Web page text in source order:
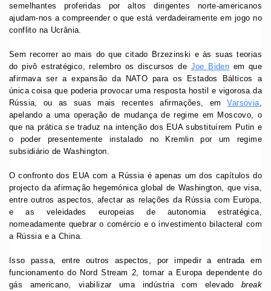
semelhantes proferidas por altos dirigentes norte-americanos
ajudam-nos a compreender o que está verdadeiramente em jogo no
conflito na Ucrânia.
Sem recorrer ao mais do que citado Brzezinski e às suas teorias
do pivô estratégico, relembro os discursos de Joe Biden em que
afirmava ser a expansão da NATO para os Estados Bálticos a
única coisa que poderia provocar uma resposta hostil e vigorosa da
Rússia, ou as suas mais recentes afirmações, emVarsóvia
apelando a uma operação de mudança de regime em Moscovo, o
que na prática se traduz na intenção dos EUA substituírem Putin e
o poder presentemente instalado no Kremlin por um regime
subsidiário de Washington.
O confronto dos EUA com a Rússia é apenas um dos capítulos do
projecto da afirmação hegemónica global de Washington, que visa,
entre outros aspectos, afectar as relações da Rússia com Europa,
e as veleidades europeias de autonomia estratégica,
nomeadamente quebrar o comércio e o investimento bilacteral com
a Rússia e a China.
Isso passa, entre outros aspectos, por impedir a entrada em
funcionamento do Nord Stream 2, tornar a Europa dependente do
gás americano, viabilizar uma indústria com elevadobreak